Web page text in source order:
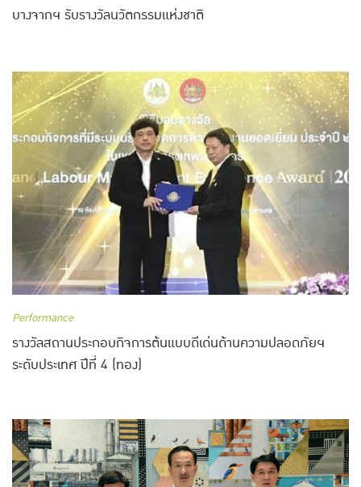
บางจากฯ รับรางวัลนวัตกรรมแห่งชาติ
Performance
รางวัลสถานประกอบกิจการต้นแบบดีเด่นด้านความปลอดภัยฯ
ระดับประเทศ ปีที่ 4 (ทอง)